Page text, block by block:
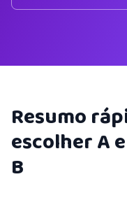
Resumo
escolher A
B